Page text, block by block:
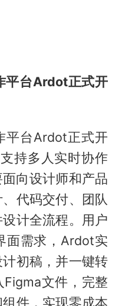
平台Ardot正式开
平台Ardot正式开
持多人实时协作
向设计师和产品
代码交付、团队
计全流程。用户
面需求，Ardot实
初稿，并一键转
文件，完整
件，实现零成本